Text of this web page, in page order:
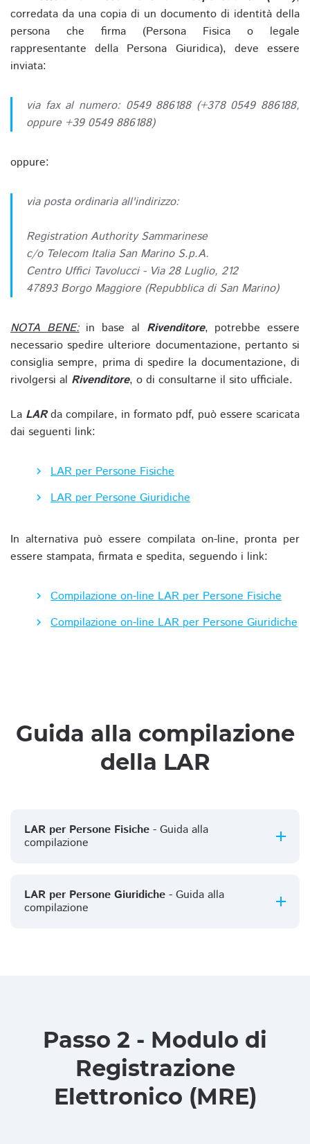
corredata da una copia di un documento di identità della
persona che firma (Persona Fisica o legale
rappresentante della Persona Giuridica), deve essere
inviata:
via fax al numero: 0549 886188 (+378 0549 886188,
oppure +39 0549 886188)
oppure:
via posta ordinaria all'indirizzo:
Registration Authority Sammarinese
c/o Telecom Italia San Marino S.p.A.
Centro Uffici Tavolucci - Via 28 Luglio, 212
47893 Borgo Maggiore (Repubblica di San Marino)
NOTA BENE:in base al Rivenditore, potrebbe essere
necessario spedire ulteriore documentazione, pertanto si
consiglia sempre, prima di spedire la documentazione, di
rivolgersi al Rivenditore, o di consultarne il sito ufficiale.
La LARda compilare, in formato pdf, può essere scaricata
dai seguenti link:
LAR per Persone Fisiche
LAR per Persone Giuridiche
In alternativa può essere compilata on-line, pronta per
essere stampata, firmata e spedita, seguendo i link:
Compilazione on-line LAR per Persone Fisiche
Compilazione on-line LAR per Persone Giuridiche
Guida alla compilazione
della LAR
LAR per Persone Fisiche - Guida alla
compilazione
LAR per Persone Giuridiche - Guida alla
compilazione
Passo 2 - Modulo di
Registrazione
Elettronico (MRE)